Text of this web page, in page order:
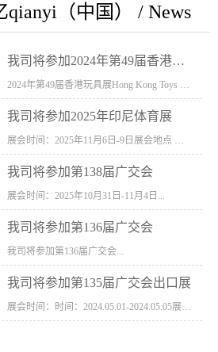
qianyi（中国） / News
我司将参加2024年第49届香港玩具展Hong Kong Toys & Games Fair 欢迎新···
我司将参加2025年印尼体育展
我司将参加第138届广交会
展会时间：2025年10月31日-11月4日...
我司将参加第136届广交会
我司将参加第136届广交会...
我司将参加第135届广交会出口展
展会时间：时间：2024.05.01-2024.05.05展会地址：中国进出口商品交易会展馆福建康莱宝公司展位号12.1G37-38、H11-12，浙江康莱宝展位号17.1B23-24、C19-20...